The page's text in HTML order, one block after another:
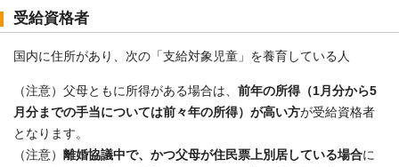
受給資格者
国内に住所があり、次の「支給対象児童」を養育している人
（注意）父母ともに所得がある場合は、 前年の所得（1月分から5
月分までの手当については前々年の所得）が高い方が受給資格者
となります。
（注意） 離婚協議中で、かつ父母が住民票上別居している場合に